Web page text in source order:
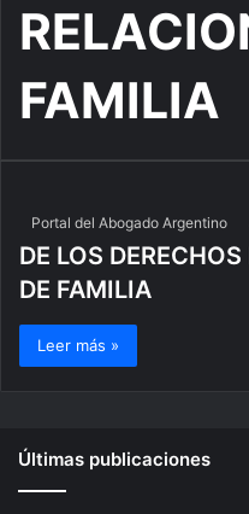
FAMILIA
Portal del Abogado Argentino
DE LOS
DE FAMILIA
Leer más »
Últimas publicaciones